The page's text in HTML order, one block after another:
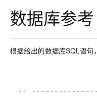
数据库参考
根据给出的数据库SQL语句